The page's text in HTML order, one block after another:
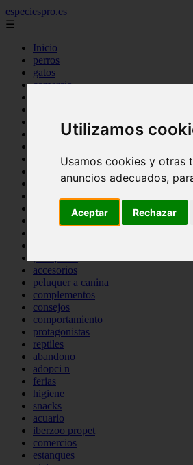
Utilizamos
Usamos cookies y otras
anuncios adecuados,
Aceptar Rechazar
especiespro.es
☰
Inicio
perros
gatos
comercio
acuarios
mantenimiento
marketing
peque os mam feros
accesorios
peluquer a canina
complementos
consejos
comportamiento
protagonistas
reptiles
abandono
adopci n
ferias
higiene
snacks
acuario
iberzoo propet
comercios
estanques